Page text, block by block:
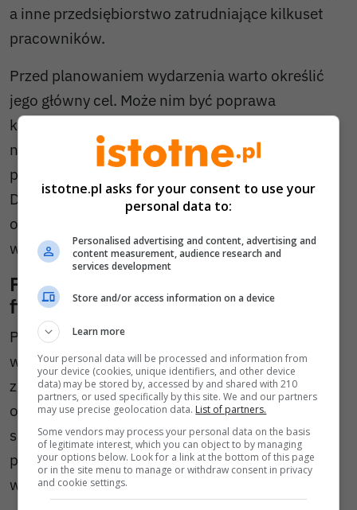
a inne przedsiębiorstwo zatrudniające kilkuset
pracowników.
Przed planowaniem wydarzenia warto określić
jego główny cel. Może nim być poprawa
komunikacji, integracja nowych pracowników,
nagrodzenie zespołu za wyniki lub wsparcie
procesu zmian zachodzących w organizacji.
Dopiero na tej podstawie można dobrać
odpowiednie atrakcje i miejsce realizacji
wydarzenia.
Profesjonalna organizacja wydarzeń
firmowych
Przygotowanie większego przedsięwzięcia
wymaga doświadczenia logistycznego,
znajomości sprawdzonych lokalizacji
oraz umiejętności tworzenia angażujących
scenariuszy wydarzeń. Dlatego wiele
przedsiębiorstw korzysta ze wsparcia
wyspecjalizowanych organizatorów.
istotne.pl asks for your consent to use your
personal data to:
Personalised advertising and content, advertising and
content measurement, audience research and
services development
Store and/or access information on a device
Learn more
Your personal data will be processed and information from
your device (cookies, unique identifiers, and other device
data) may be stored by, accessed by and shared with 210
partners, or used specifically by this site. We and our partners
may use precise geolocation data. List of partners.
Some vendors may process your personal data on the basis
of legitimate interest, which you can object to by managing
your options below. Look for a link at the bottom of this page
or in the site menu to manage or withdraw consent in privacy
and cookie settings.